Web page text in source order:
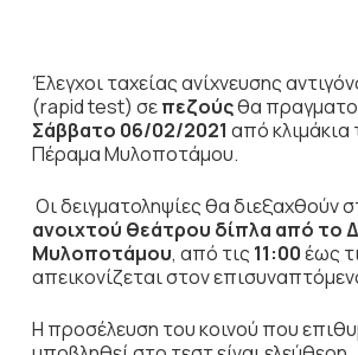
Έλεγχοι ταχείας ανίχνευσης
(rapid test) σεπεζούςθα
Σάββατο 06/02/2021 από
Πέραμα Μυλοποτάμου.
Οι δειγματοληψίες θα διεξαχθούν
ανοιχτού θεάτρου δίπλα από το
Μυλοποτάμου, από τις 11:00έως
απεικονίζεται στον
Η προσέλευση του κοινού που